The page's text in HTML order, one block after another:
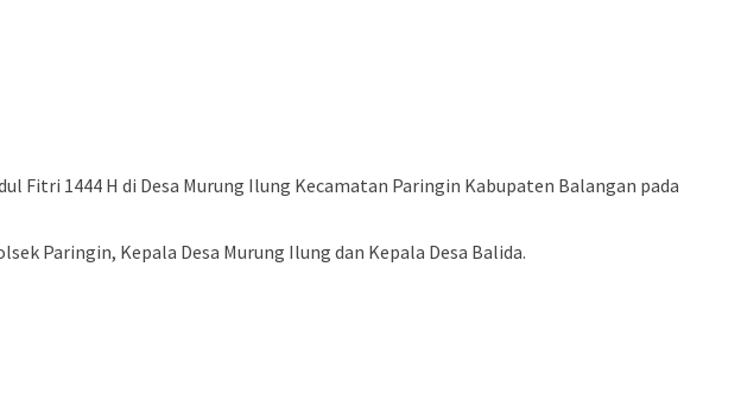
Fitri 1444 H di Desa Murung Ilung Kecamatan Paringin Kabupaten Balangan pada
Paringin, Kepala Desa Murung Ilung dan Kepala Desa Balida.